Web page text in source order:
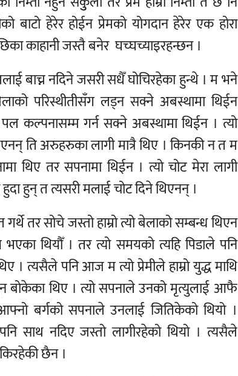
बाटो हेरेर होईन प्रेमको योगदान हेरेर एक होरा
काहानी जस्तै बनेर घच्घच्याइरहन्छन ।
बाच्न नदिने जसरी सधैँ घोचिरहेका हुन्थे । म भने
परिस्थीतीसँग लड्न सक्ने अबस्थामा थिईन
कल्पनासम्म गर्न सक्ने अबस्थामा थिईन । त्यो
ति अरुहरुका लागी मात्रै थिए । किनकी न त म
थिए तर सपनामा थिईन । त्यो चोट मेरा लागी
हुन् त त्यसरी मलाई चोट दिने थिएनन् ।
तर सोचे जस्तो हाम्रो त्यो बेलाको सम्बन्ध थिएन
थियौँ । तर त्यो समयको त्यहि पिडाले पनि
। त्यसैले पनि आज म त्यो प्रेमीले हाम्रो युद्ध माथि
थिए । त्यो सपनाले उनको मृत्युलाई आफै
बर्गको सपनाले उनलाई जितिकेको थियो ।
साथ नदिए जस्तो लागीरहेको थियो । त्यसैले
छैन ।